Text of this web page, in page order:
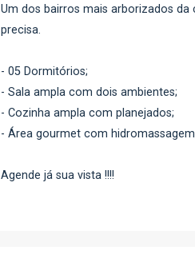
Um dos bairros mais arborizados
precisa.
- 05 Dormitórios;
- Sala ampla com dois ambientes;
- Cozinha ampla com planejados;
- Área gourmet com
Agende já sua vista !!!!